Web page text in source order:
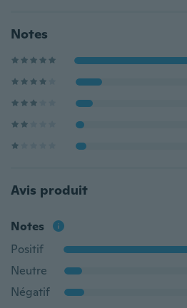
Notes
Avis produit
Notes
Positif
Neutre
Négatif